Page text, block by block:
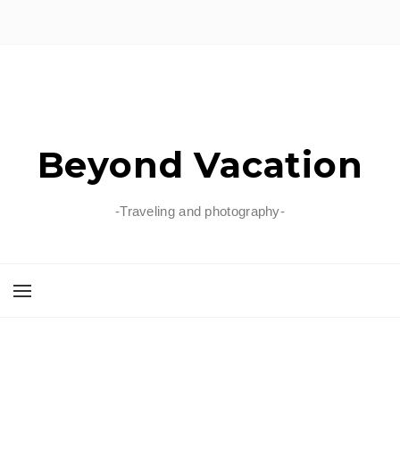
Beyond Vacation
-Traveling and photography-